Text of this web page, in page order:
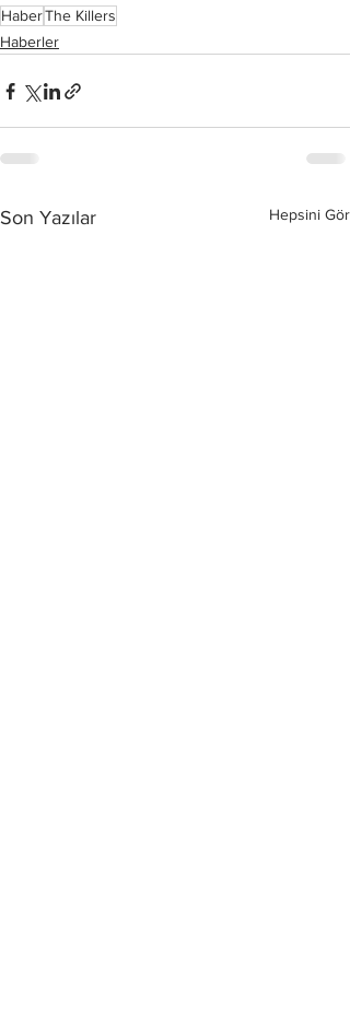
HaberThe Killers
Haberler
Son Yazılar Hepsini Gör